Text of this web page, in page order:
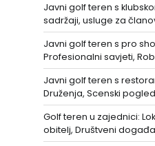
Javni golf teren s
sadržaji, usluge za
Javni golf teren s pro
Profesionalni savjeti,
Javni golf teren s
Druženja, Scenski
Golf teren u zajednici:
obitelj, Društveni